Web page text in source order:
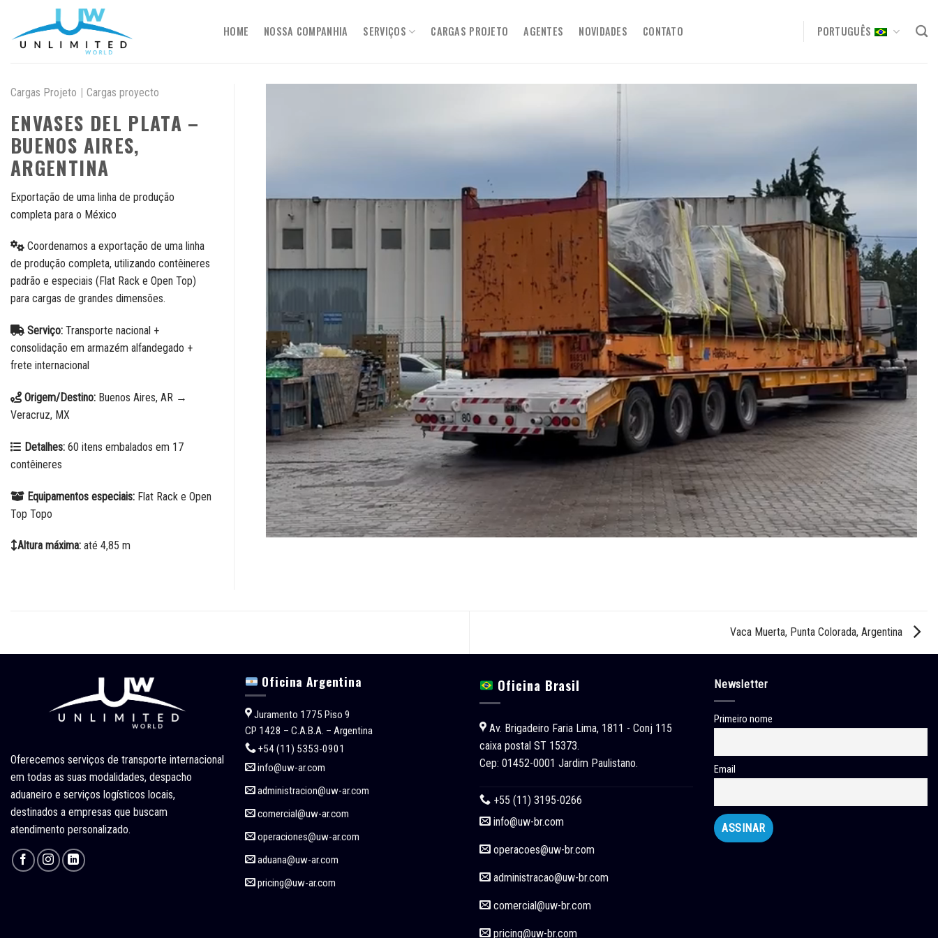
content
HOME NOSSA COMPANHIA SERVIÇOS CARGAS PROJETO AGENTES NOVIDADES CONTATO PORTUGUÊS
Cargas Projeto | Cargas proyecto
ENVASES DEL PLATA –
BUENOS AIRES,
ARGENTINA
Exportação de uma linha de produção
completa para o México
Coordenamos a exportação de uma linha
de produção completa, utilizando contêineres
padrão e especiais (Flat Rack e Open Top)
para cargas de grandes dimensões.
Serviço: Transporte nacional +
consolidação em armazém alfandegado +
frete internacional
Origem/Destino: Buenos Aires, AR →
Veracruz, MX
Detalhes: 60 itens embalados em 17
contêineres
Equipamentos especiais: Flat Rack e Open
Top Topo
Altura máxima: até 4,85 m
Vaca Muerta, Punta Colorada, Argentina
Oferecemos serviços de transporte internacional
em todas as suas modalidades, despacho
aduaneiro e serviços logísticos locais,
destinados a empresas que buscam
atendimento personalizado.
Oficina Argentina
Juramento 1775 Piso 9
CP 1428 – C.A.B.A. – Argentina
+54 (11) 5353-0901
info@uw-ar.com
administracion@uw-ar.com
comercial@uw-ar.com
operaciones@uw-ar.com
aduana@uw-ar.com
pricing@uw-ar.com
Oficina Brasil
Av. Brigadeiro Faria Lima, 1811 - Conj 115
caixa postal ST 15373.
Cep: 01452-0001 Jardim Paulistano.
+55 (11) 3195-0266
info@uw-br.com
operacoes@uw-br.com
administracao@uw-br.com
comercial@uw-br.com
pricing@uw-br.com
Newsletter
Primeiro nome
Email